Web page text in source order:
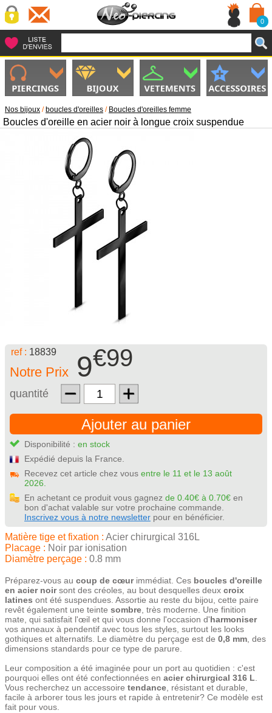
0
Nos bijoux / boucles d'oreilles / Boucles d'oreilles femme
Boucles d'oreille en acier noir à longue croix suspendue
ref : 18839
Notre Prix 9€99
quantité
Ajouter au panier
Disponibilité : en stock
Expédié depuis la France.
Recevez cet article chez vous entre le 11 et le 13 août
2026.
En achetant ce produit vous gagnez de 0.40€ à 0.70€ en
bon d'achat valable sur votre prochaine commande.
Inscrivez vous à notre newsletter pour en bénéficier.
Matière tige et fixation : Acier chirurgical 316L
Placage : Noir par ionisation
Diamètre perçage : 0.8 mm
Préparez-vous au coup de cœurimmédiat. Ces boucles d'oreille
en acier noirsont des créoles, au bout desquelles deux croix
latines ont été suspendues. Assortie au reste du bijou, cette paire
revêt également une teinte sombre, très moderne. Une finition
mate, qui satisfait l'œil et qui vous donne l'occasion d'harmoniser
vos anneaux à pendentif avec tous les styles, surtout les looks
gothiques et alternatifs. Le diamètre du perçage est de 0,8 mm, des
dimensions standards pour ce type de parure.
Leur composition a été imaginée pour un port au quotidien : c'est
pourquoi elles ont été confectionnées en acier chirurgical 316 L.
Vous recherchez un accessoire tendance, résistant et durable,
facile à arborer tous les jours et rapide à entretenir? Ce modèle est
fait pour vous.